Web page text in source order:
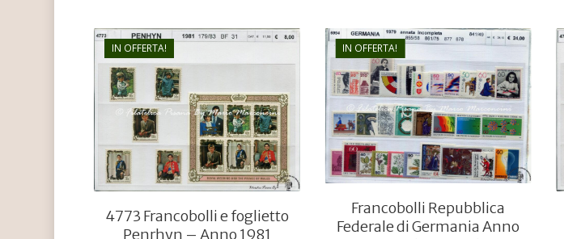
IN OFFERTA!
€ 8,00
€5,80
4773 Francobolli e foglietto
Penrhyn – Anno 1981
IN OFFERTA!
€24,00
€15,00
Francobolli Repubblica
Federale di Germania Anno